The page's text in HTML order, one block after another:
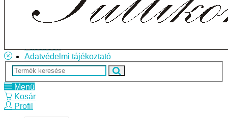
Telefon
Szállítás
Facebook
Adatvédelmi tájékoztató
Menü
Kosár
Profil